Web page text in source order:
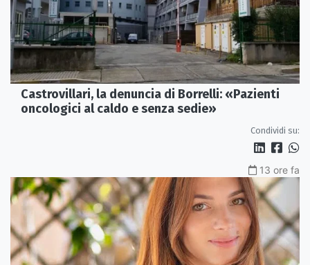
Castrovillari, la denuncia di Borrelli: «Pazienti
oncologici al caldo e senza sedie»
Condividi su:
13 ore fa